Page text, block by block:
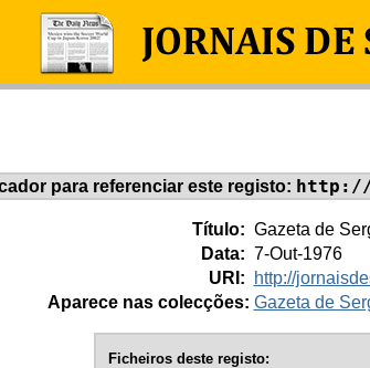
para referenciar este registo: http://
Título: Gazeta de
Data: 7-Out-1976
URI:
http://
Aparece nas colecções: Gazeta de
Ficheiros deste registo: